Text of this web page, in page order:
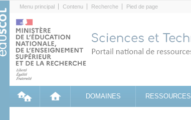
Menu principal Contenu Recherche Pied de page
DOMAINES RESSOURCES